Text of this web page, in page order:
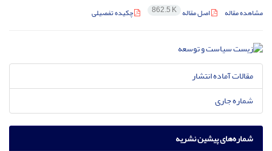
مشاهده مقاله اصل مقاله 862.5 K چکیده تفصیلی
مقالات آماده انتشار
شماره جاری
شماره‌های پیشین نشریه